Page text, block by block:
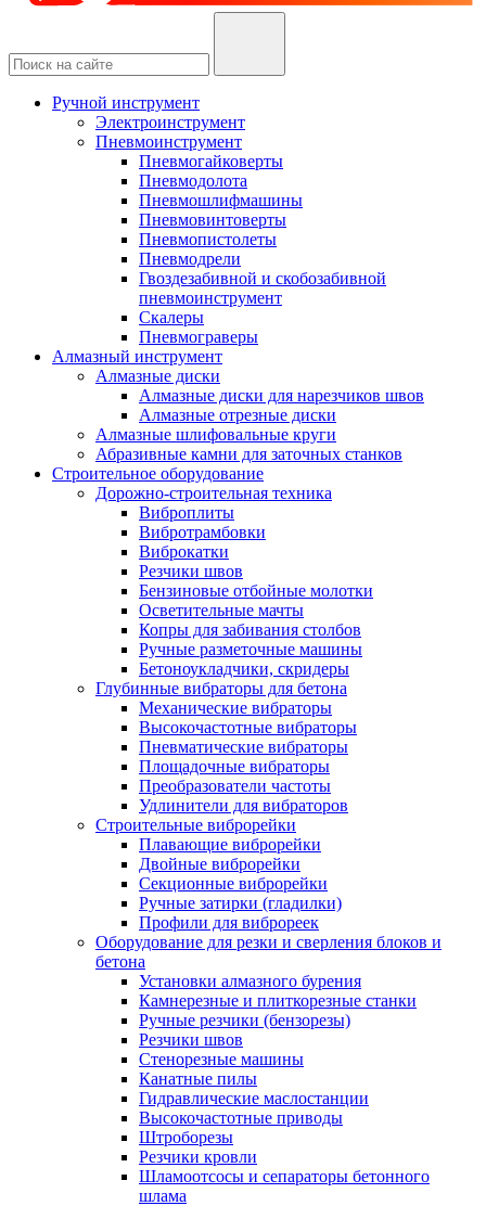
Ручной инструмент
Электроинструмент
Пневмоинструмент
Пневмогайковерты
Пневмодолота
Пневмошлифмашины
Пневмовинтоверты
Пневмопистолеты
Пневмодрели
Гвоздезабивной и скобозабивной
пневмоинструмент
Скалеры
Пневмограверы
Алмазный инструмент
Алмазные диски
Алмазные диски для нарезчиков швов
Алмазные отрезные диски
Алмазные шлифовальные круги
Абразивные камни для заточных станков
Строительное оборудование
Дорожно-строительная техника
Виброплиты
Вибротрамбовки
Виброкатки
Резчики швов
Бензиновые отбойные молотки
Осветительные мачты
Копры для забивания столбов
Ручные разметочные машины
Бетоноукладчики, скридеры
Глубинные вибраторы для бетона
Механические вибраторы
Высокочастотные вибраторы
Пневматические вибраторы
Площадочные вибраторы
Преобразователи частоты
Удлинители для вибраторов
Строительные виброрейки
Плавающие виброрейки
Двойные виброрейки
Секционные виброрейки
Ручные затирки (гладилки)
Профили для виброреек
Оборудование для резки и сверления блоков и
бетона
Установки алмазного бурения
Камнерезные и плиткорезные станки
Ручные резчики (бензорезы)
Резчики швов
Стенорезные машины
Канатные пилы
Гидравлические маслостанции
Высокочастотные приводы
Штроборезы
Резчики кровли
Шламоотсосы и сепараторы бетонного
шлама